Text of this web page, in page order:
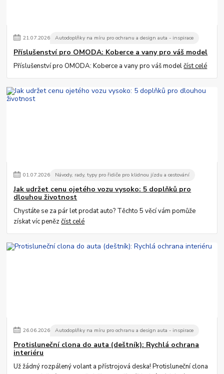
21.07.2026 Autodoplňky na míru pro ochranu a design auta - inspirace
Příslušenství pro OMODA: Koberce a vany pro váš model
Příslušenství pro OMODA: Koberce a vany pro váš modelčíst celé
01.07.2026 Návody, rady, typy pro řidiče pro klidnou jízdu a cestování
Jak udržet cenu ojetého vozu vysoko: 5 doplňků pro
dlouhou životnost
Chystáte se za pár let prodat auto? Těchto 5 věcí vám pomůže
získat víc penězčíst celé
26.06.2026 Autodoplňky na míru pro ochranu a design auta - inspirace
Protisluneční clona do auta (deštník): Rychlá ochrana
interiéru
Už žádný rozpálený volant a přístrojová deska! Protisluneční clona